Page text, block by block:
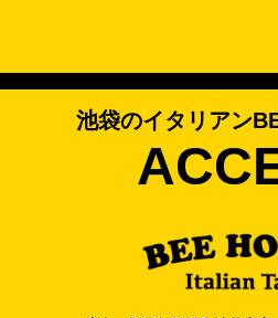
池袋のイタリアン